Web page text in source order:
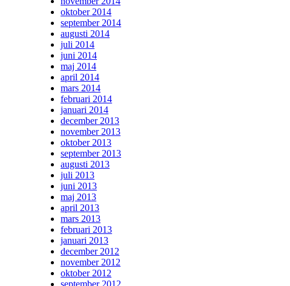
oktober 2014
september 2014
augusti 2014
juli 2014
juni 2014
maj 2014
april 2014
mars 2014
februari 2014
januari 2014
december 2013
november 2013
oktober 2013
september 2013
augusti 2013
juli 2013
juni 2013
maj 2013
april 2013
mars 2013
februari 2013
januari 2013
december 2012
november 2012
oktober 2012
september 2012